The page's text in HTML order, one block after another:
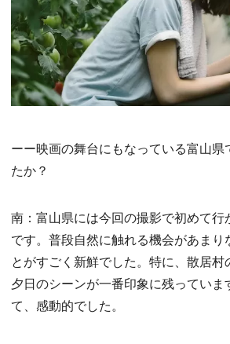
ーー映画の舞台にもなっている富山県
たか？
南：富山県には今回の撮影で初めて行
です。普段自然に触れる機会があまり
とがすごく新鮮でした。特に、散居村
夕日のシーンが一番印象に残っていま
て、感動的でした。